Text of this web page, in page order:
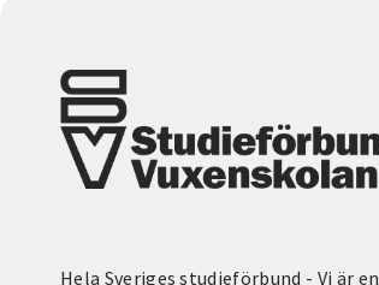
Hela Sveriges studieförbund - Vi är en